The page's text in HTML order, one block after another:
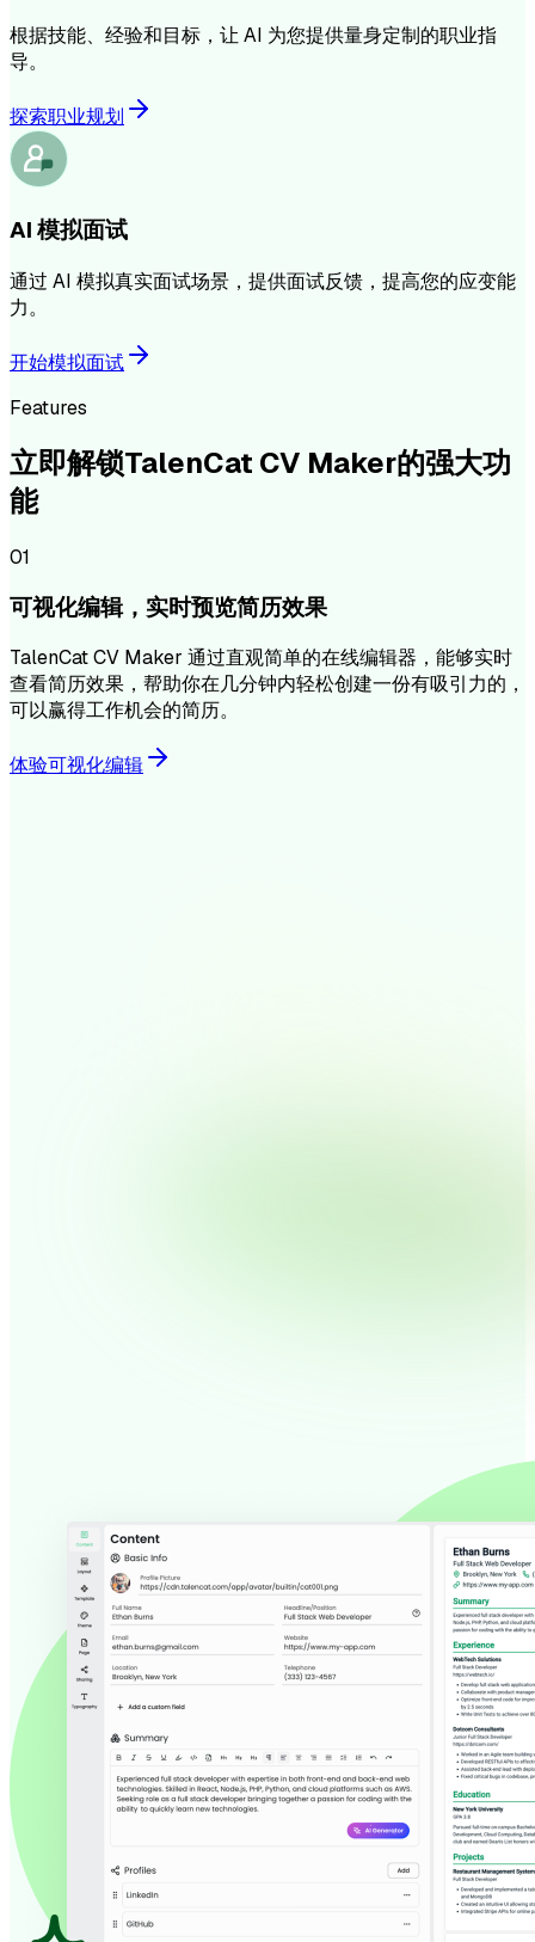
根据技能、经验和目标，让 AI 为您提供量身定制的职业指
导。
探索职业规划
AI 模拟面试
通过 AI 模拟真实面试场景，提供面试反馈，提高您的应变能
力。
开始模拟面试
Features
立即解锁TalenCat CV Maker的强大功
能
01
可视化编辑，实时预览简历效果
TalenCat CV Maker 通过直观简单的在线编辑器，能够实时
查看简历效果，帮助你在几分钟内轻松创建一份有吸引力的，
可以赢得工作机会的简历。
体验可视化编辑